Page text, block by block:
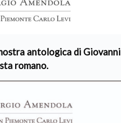
antologica di Giovanni
romano.